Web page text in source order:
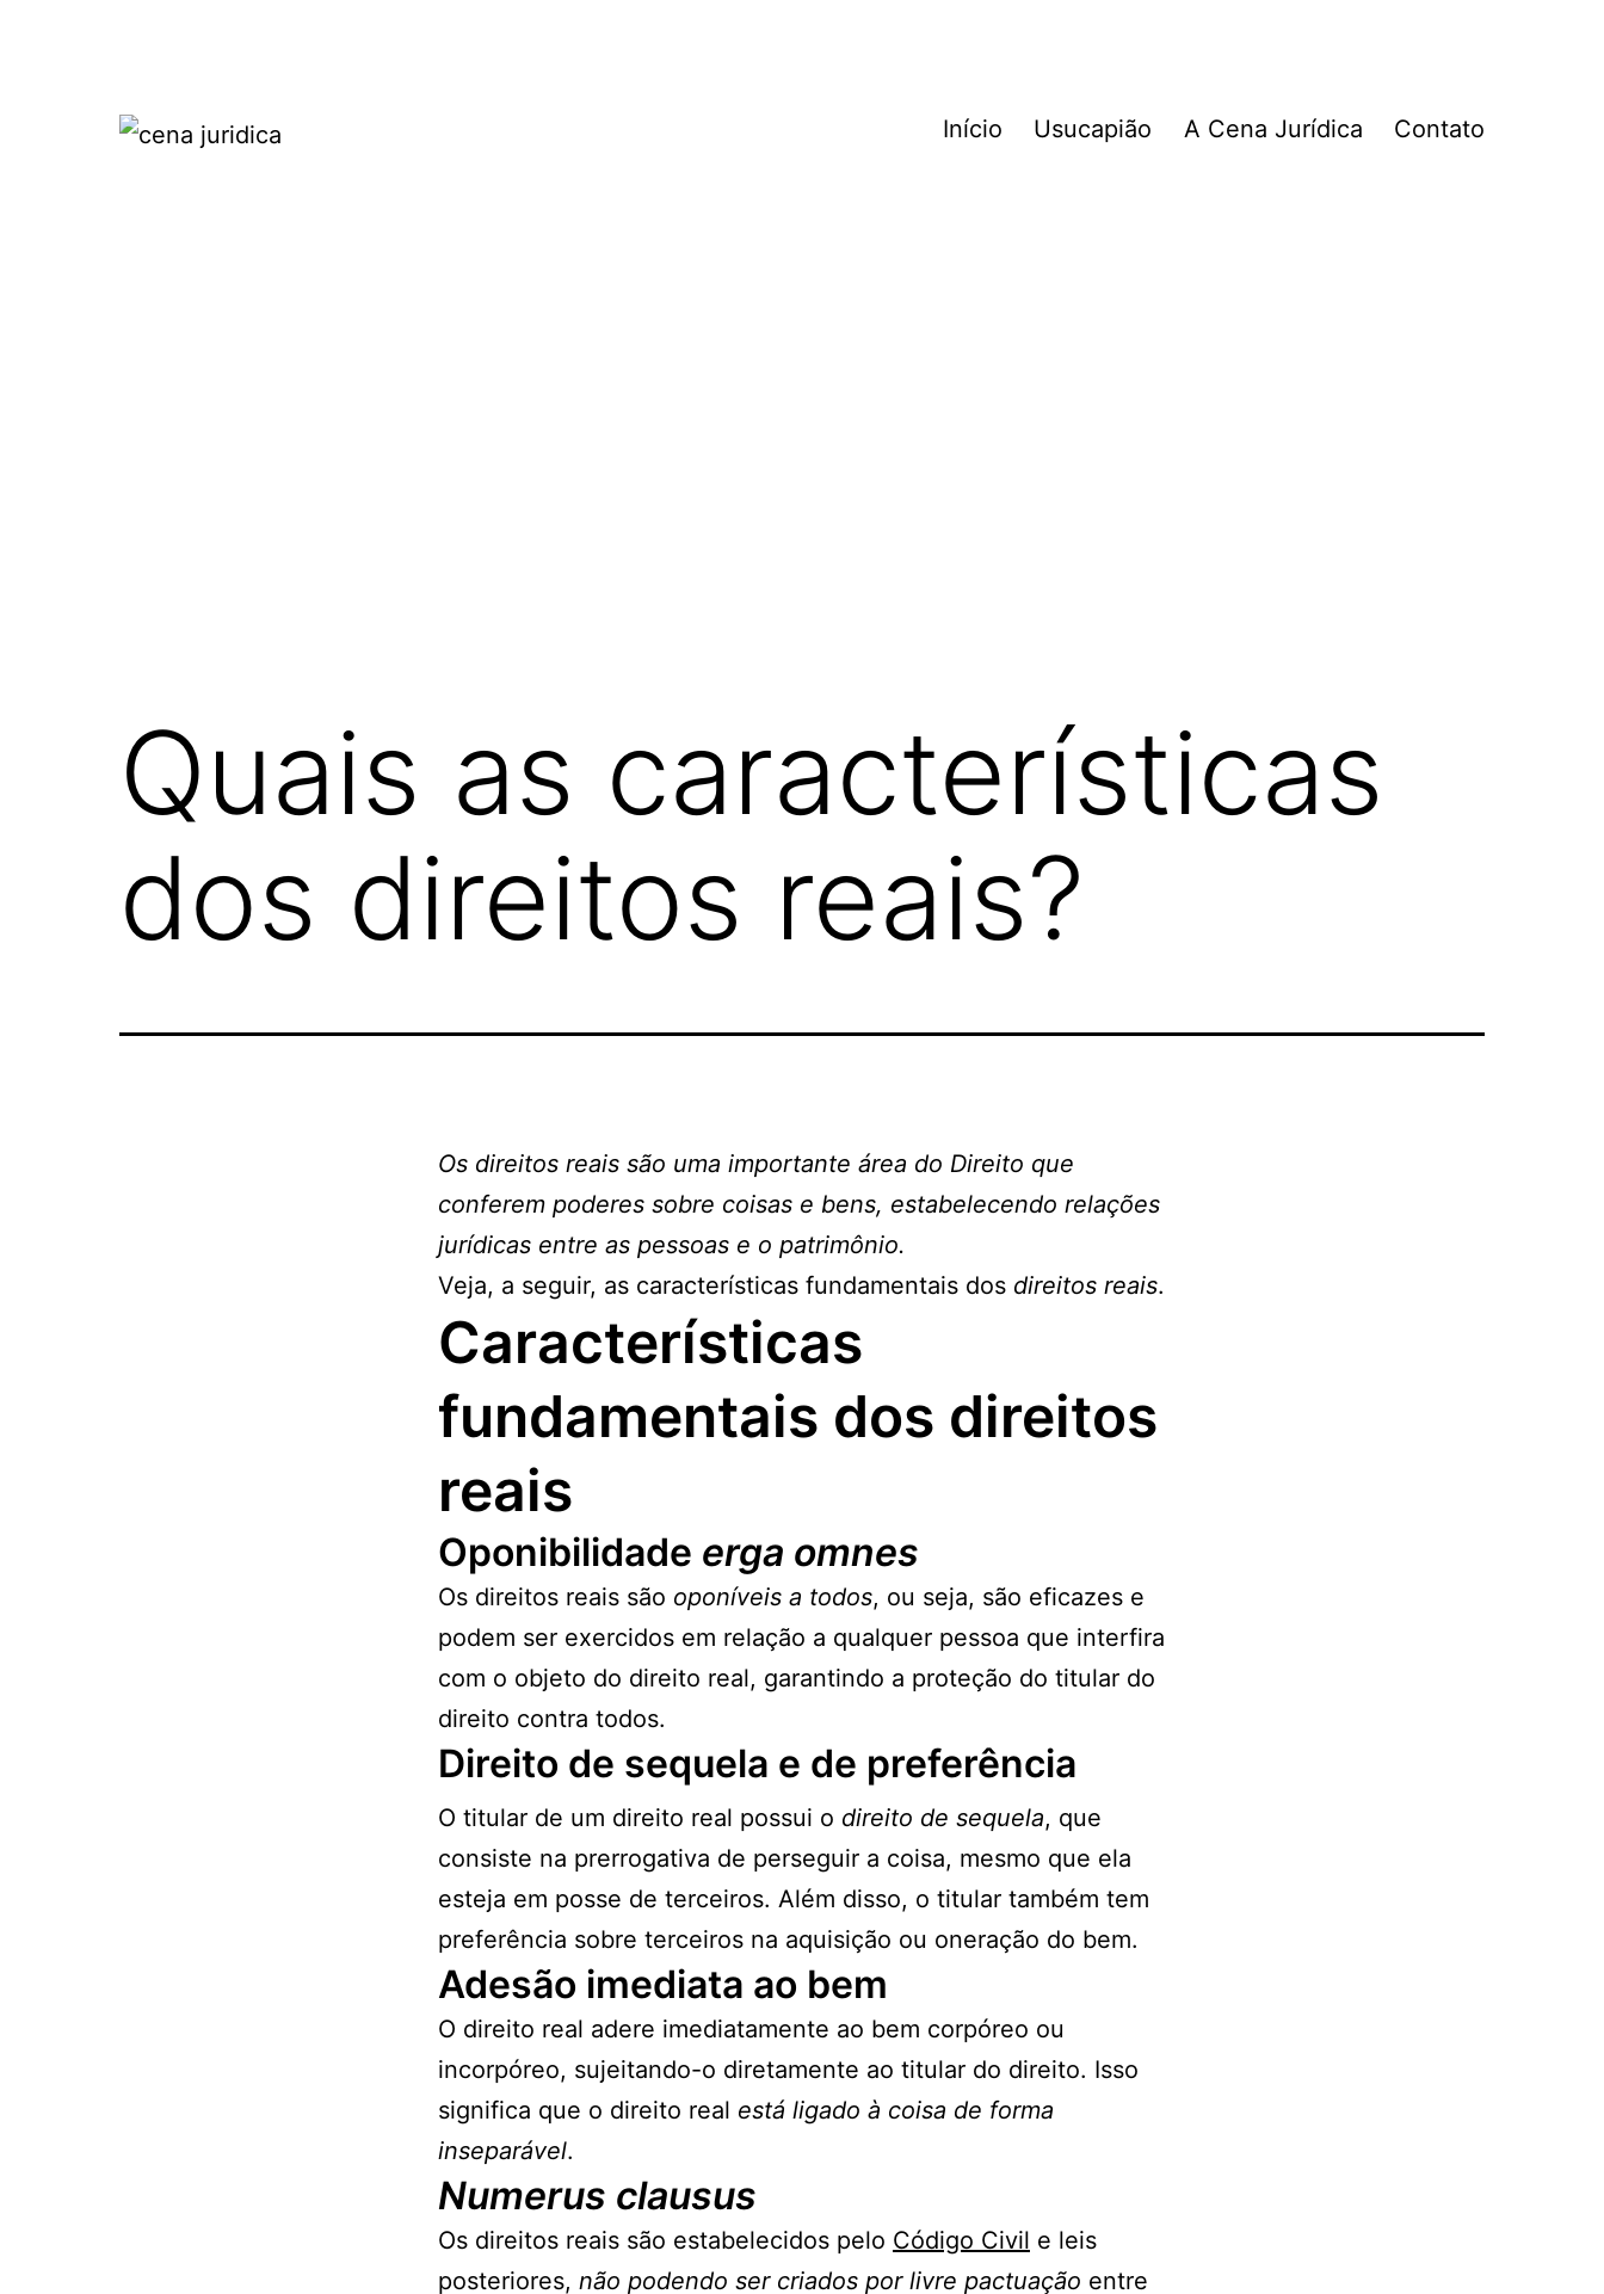
Início Usucapião A Cena Jurídica Contato
Quais as características
dos direitos reais?
Os direitos reais são uma importante área do Direito que
conferem poderes sobre coisas e bens, estabelecendo relações
jurídicas entre as pessoas e o patrimônio.
Veja, a seguir, as características fundamentais dos direitos reais.
Características
fundamentais dos direitos
reais
Oponibilidade erga omnes
Os direitos reais são oponíveis a todos, ou seja, são eficazes e
podem ser exercidos em relação a qualquer pessoa que interfira
com o objeto do direito real, garantindo a proteção do titular do
direito contra todos.
Direito de sequela e de preferência
O titular de um direito real possui o direito de sequela, que
consiste na prerrogativa de perseguir a coisa, mesmo que ela
esteja em posse de terceiros. Além disso, o titular também tem
preferência sobre terceiros na aquisição ou oneração do bem.
Adesão imediata ao bem
O direito real adere imediatamente ao bem corpóreo ou
incorpóreo, sujeitando-o diretamente ao titular do direito. Isso
significa que o direito real está ligado à coisa de forma
inseparável.
Numerus clausus
Os direitos reais são estabelecidos pelo Código Civil e leis
posteriores, não podendo ser criados por livre pactuação entre